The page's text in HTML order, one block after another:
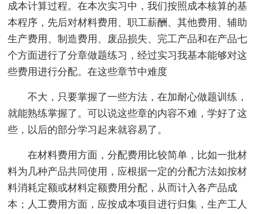
成本计算过程。在本次实习中，我们按照成本核算的基
本程序，先后对材料费用、职工薪酬、其他费用、辅助
生产费用、制造费用、废品损失、完工产品和在产品七
个方面进行了分章做题练习，经过实习我基本能够对这
些费用进行分配。在这些章节中难度
不大，只要掌握了一些方法，在加耐心做题训练，
就能熟练掌握了。可以说这些章的内容不难，学好了这
些，以后的部分学习起来就容易了。
在材料费用方面，分配费用比较简单，比如一批材
料为几种产品共同使用，应根据一定的分配方法如按材
料消耗定额或材料定额费用分配，从而计入各产品成
本；人工费用方面，应按成本项目进行归集，生产工人